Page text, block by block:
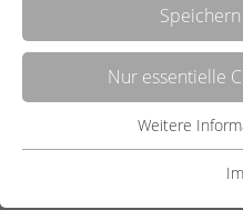
SKIGYMNASTIK
Dauerbrenner und effektives
Wintersportler. Vorbereitung ist
ein Muss für den perfekten
Workouts, natürlich
kombiniert mit Spaß und
Nur essentielle
Essentielle Cookies werden
Weitere